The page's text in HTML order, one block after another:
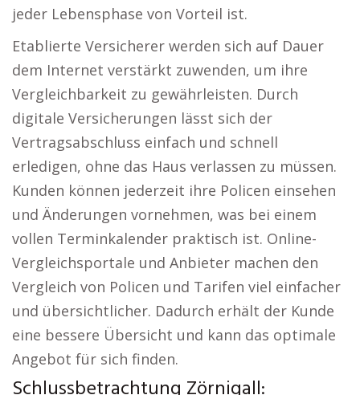
jeder Lebensphase von Vorteil ist.
Etablierte Versicherer werden sich auf Dauer
dem Internet verstärkt zuwenden, um ihre
Vergleichbarkeit zu gewährleisten. Durch
digitale Versicherungen lässt sich der
Vertragsabschluss einfach und schnell
erledigen, ohne das Haus verlassen zu müssen.
Kunden können jederzeit ihre Policen einsehen
und Änderungen vornehmen, was bei einem
vollen Terminkalender praktisch ist. Online-
Vergleichsportale und Anbieter machen den
Vergleich von Policen und Tarifen viel einfacher
und übersichtlicher. Dadurch erhält der Kunde
eine bessere Übersicht und kann das optimale
Angebot für sich finden.